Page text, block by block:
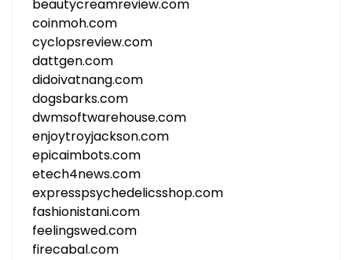
beautycreamreview.com
coinmoh.com
cyclopsreview.com
dattgen.com
didoivatnang.com
dogsbarks.com
dwmsoftwarehouse.com
enjoytroyjackson.com
epicaimbots.com
etech4news.com
expresspsychedelicsshop.com
fashionistani.com
feelingswed.com
firecabal.com